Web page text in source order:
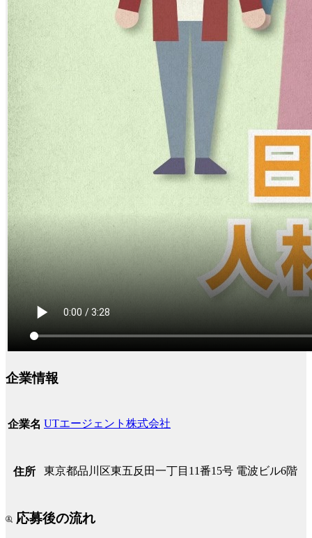
企業情報
企業名 UTエージェント株式会社
住所 東京都品川区東五反田一丁目11番15号 電波ビル6階
応募後の流れ